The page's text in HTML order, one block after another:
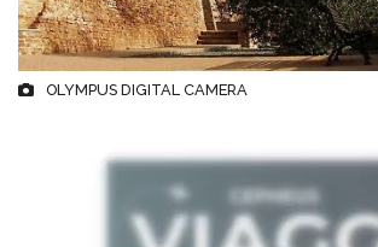
OLYMPUS DIGITAL CAMERA